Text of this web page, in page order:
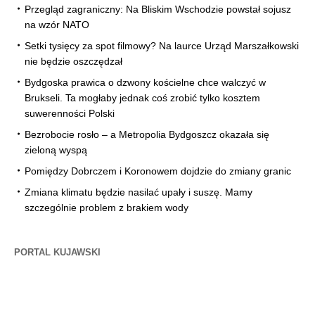
Przegląd zagraniczny: Na Bliskim Wschodzie powstał sojusz
na wzór NATO
Setki tysięcy za spot filmowy? Na laurce Urząd Marszałkowski
nie będzie oszczędzał
Bydgoska prawica o dzwony kościelne chce walczyć w
Brukseli. Ta mogłaby jednak coś zrobić tylko kosztem
suwerenności Polski
Bezrobocie rosło – a Metropolia Bydgoszcz okazała się
zieloną wyspą
Pomiędzy Dobrczem i Koronowem dojdzie do zmiany granic
Zmiana klimatu będzie nasilać upały i suszę. Mamy
szczególnie problem z brakiem wody
PORTAL KUJAWSKI